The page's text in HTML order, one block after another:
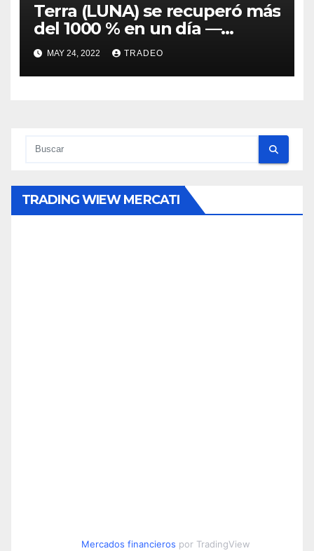
Terra (LUNA) se recuperó más
del 1000 % en un día —
¿Tienen los inversionistas
esperanza?
MAY 24, 2022 TRADEO
TRADING WIEW MERCATI
Mercados financieros por TradingView